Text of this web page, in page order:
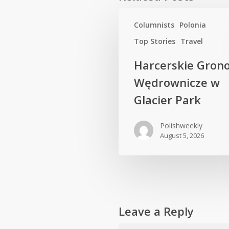
Columnists Polonia
Top Stories Travel
Harcerskie
Wędrownicze w
Glacier Park
Polishweekly
August 5, 2026
Leave a Reply